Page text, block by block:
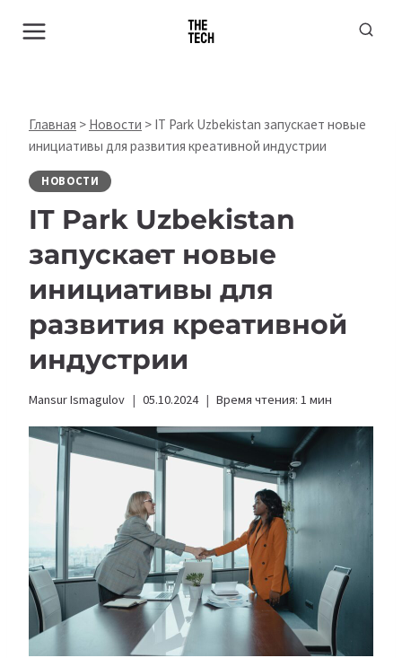
Главная > Новости > IT Park Uzbekistan запускает новые
инициативы для развития креативной индустрии
НОВОСТИ
IT Park Uzbekistan
запускает новые
инициативы для
развития креативной
индустрии
Mansur Ismagulov 05.10.2024 Время чтения: 1 мин